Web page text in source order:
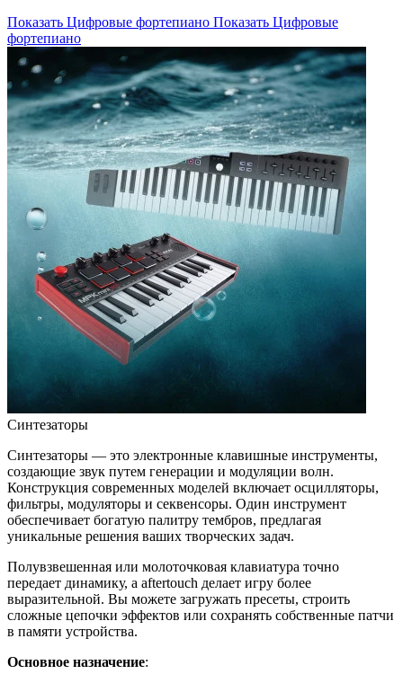
Показать Цифровые фортепиано Показать Цифровые
фортепиано
Синтезаторы
Синтезаторы — это электронные клавишные инструменты,
создающие звук путем генерации и модуляции волн.
Конструкция современных моделей включает осцилляторы,
фильтры, модуляторы и секвенсоры. Один инструмент
обеспечивает богатую палитру тембров, предлагая
уникальные решения ваших творческих задач.
Полувзвешенная или молоточковая клавиатура точно
передает динамику, а aftertouch делает игру более
выразительной. Вы можете загружать пресеты, строить
сложные цепочки эффектов или сохранять собственные патчи
в памяти устройства.
Основное назначение: